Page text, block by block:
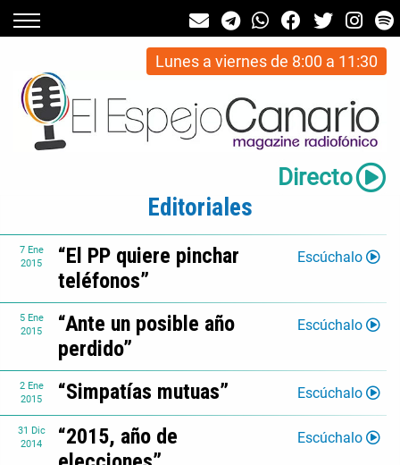
Lunes a viernes de 8:00 a 11:30
Directo
Editoriales
7 Ene
2015
“El PP quiere pinchar
teléfonos”
Escúchalo
5 Ene
2015
“Ante un posible año
perdido”
Escúchalo
2 Ene
2015
“Simpatías mutuas” Escúchalo
31 Dic
2014
“2015, año de
Escúchalo